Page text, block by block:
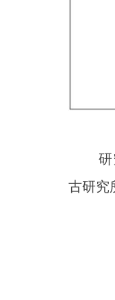
研究
古研究